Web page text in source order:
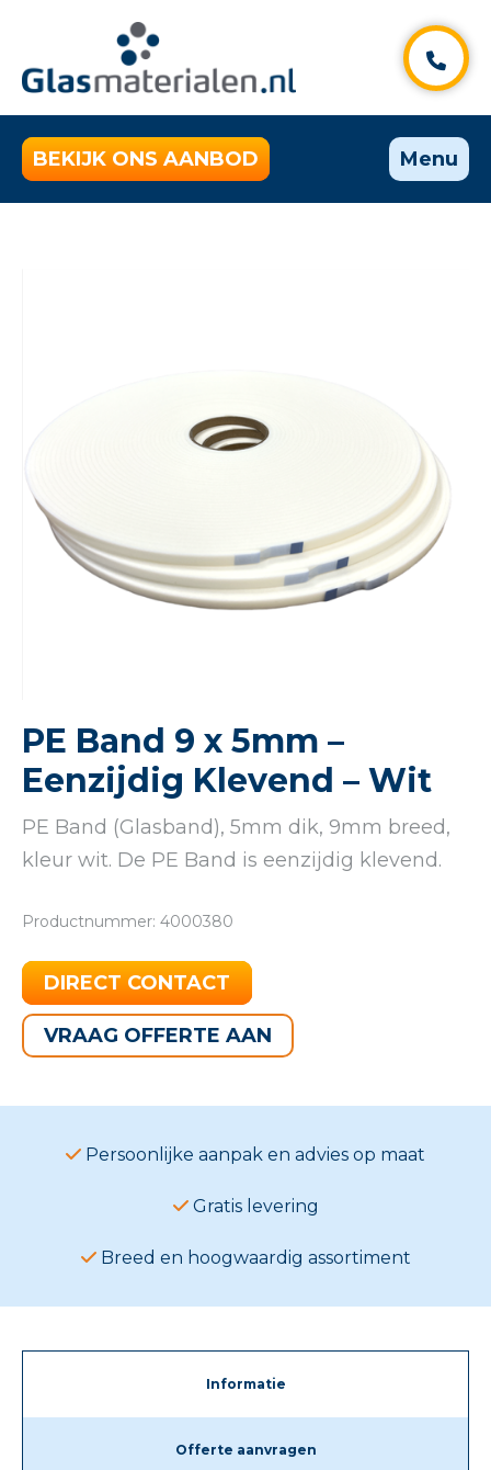
BEKIJK ONS AANBOD Menu
PE Band 9 x 5mm –
Eenzijdig Klevend – Wit
PE Band (Glasband), 5mm dik, 9mm breed,
kleur wit. De PE Band is eenzijdig klevend.
Productnummer: 4000380
DIRECT CONTACT
VRAAG OFFERTE AAN
Persoonlijke aanpak en advies op maat
Gratis levering
Breed en hoogwaardig assortiment
Informatie
Offerte aanvragen